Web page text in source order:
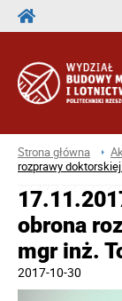
Strona główna
rozprawy
obrona
mgr inż.
2017-10-30